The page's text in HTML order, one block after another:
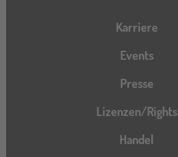
Karriere
Events
Presse
Lizenzen/Rights
Handel